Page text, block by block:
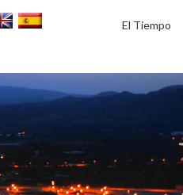
El Tiempo